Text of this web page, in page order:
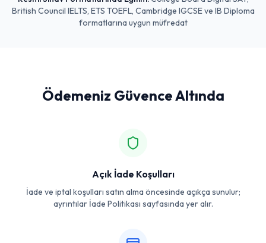
British Council IELTS, ETS TOEFL, Cambridge IGCSE ve IB Diploma
formatlarına uygun müfredat
Ödemeniz Güvence Altında
Açık İade Koşulları
İade ve iptal koşulları satın alma öncesinde açıkça sunulur;
ayrıntılar İade Politikası sayfasında yer alır.